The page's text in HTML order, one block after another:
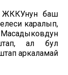
ЖККУнун баш
каралып,
ал бул
аркаламай